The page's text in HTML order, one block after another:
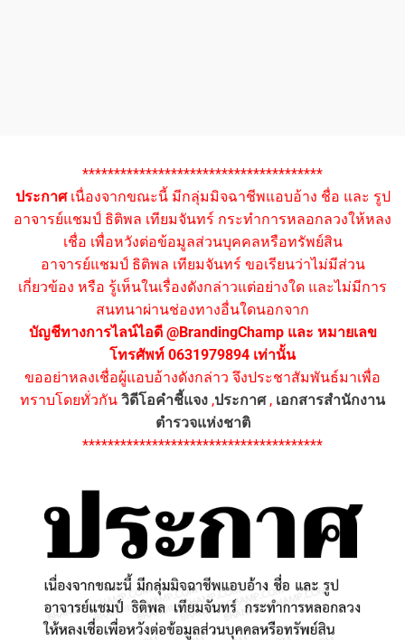
**************************************
ประกาศเนื่องจากขณะนี้ มีกลุ่มมิจฉาชีพแอบอ้าง ชื่อ และ รูป
อาจารย์แชมป์ ธิติพล เทียมจันทร์ กระทำการหลอกลวงให้หลง
เชื่อ เพื่อหวังต่อข้อมูลส่วนบุคคลหรือทรัพย์สิน
อาจารย์แชมป์ ธิติพล เทียมจันทร์ ขอเรียนว่าไม่มีส่วน
เกี่ยวข้อง หรือ รู้เห็นในเรื่องดังกล่าวแต่อย่างใด และไม่มีการ
สนทนาผ่านช่องทางอื่นใดนอกจาก
บัญชีทางการไลน์ไอดี @BrandingChamp และ หมายเลข
โทรศัพท์ 0631979894 เท่านั้น
ขออย่าหลงเชื่อผู้แอบอ้างดังกล่าว จึงประชาสัมพันธ์มาเพื่อ
ทราบโดยทั่วกัน วิดีโอคำชี้แจง ,ประกาศ, เอกสารสำนักงาน
ตำรวจแห่งชาติ
**************************************